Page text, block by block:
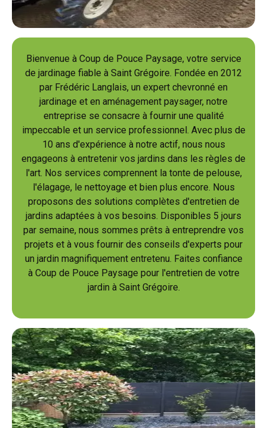
Bienvenue à Coup de Pouce Paysage, votre service
de jardinage fiable à Saint Grégoire. Fondée en 2012
par Frédéric Langlais, un expert chevronné en
jardinage et en aménagement paysager, notre
entreprise se consacre à fournir une qualité
impeccable et un service professionnel. Avec plus de
10 ans d'expérience à notre actif, nous nous
engageons à entretenir vos jardins dans les règles de
l'art. Nos services comprennent la tonte de pelouse,
l'élagage, le nettoyage et bien plus encore. Nous
proposons des solutions complètes d'entretien de
jardins adaptées à vos besoins. Disponibles 5 jours
par semaine, nous sommes prêts à entreprendre vos
projets et à vous fournir des conseils d'experts pour
un jardin magnifiquement entretenu. Faites confiance
à Coup de Pouce Paysage pour l'entretien de votre
jardin à Saint Grégoire.